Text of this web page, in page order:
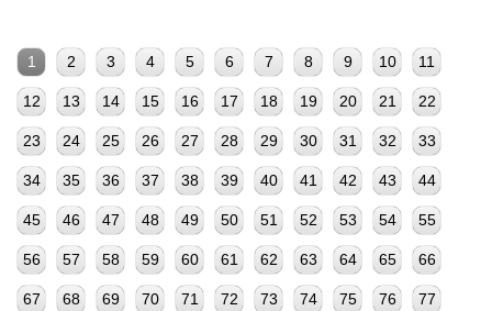
1 2 3 4 5 6 7 8 9 10 11
12 13 14 15 16 17 18 19 20 21 22
23 24 25 26 27 28 29 30 31 32 33
34 35 36 37 38 39 40 41 42 43 44
45 46 47 48 49 50 51 52 53 54 55
56 57 58 59 60 61 62 63 64 65 66
67 68 69 70 71 72 73 74 75 76 77